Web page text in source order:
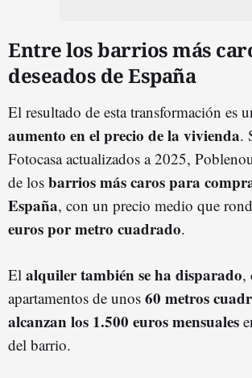
Entre los barrios más
deseados de España
El resultado de esta transformación es
aumento en el precio de la vivienda.
Fotocasa actualizados a 2025,
de los barrios más caros para
España, con un precio medio que
euros por metro cuadrado.
El alquiler también se ha disparado,
apartamentos de unos 60 metros
alcanzan los 1.500 euros mensuales
del barrio.